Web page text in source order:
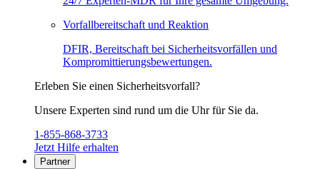
Vorfallbereitschaft und Reaktion
DFIR, Bereitschaft bei Sicherheitsvorfällen und
Kompromittierungsbewertungen.
Erleben Sie einen Sicherheitsvorfall?
Unsere Experten sind rund um die Uhr für Sie da.
1-855-868-3733
Jetzt Hilfe erhalten
Partner